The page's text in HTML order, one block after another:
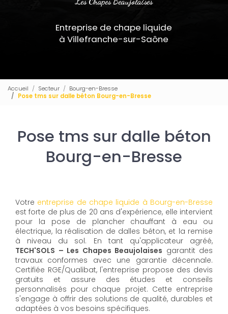
Entreprise de chape liquide
à Villefranche-sur-Saône
Accueil Secteur
Bourg-en-Bresse
Pose tms sur dalle béton Bourg-en-Bresse
Pose tms sur dalle béton
Bourg-en-Bresse
Votre entreprise de chape liquide à Bourg-en-Bresse
est forte de plus de 20 ans d'expérience, elle intervient
pour la pose de plancher chauffant à eau ou
électrique, la réalisation de dalles béton, et la remise
à niveau du sol. En tant qu'applicateur agréé,
TECH'SOLS – Les Chapes Beaujolaises garantit des
travaux conformes avec une garantie décennale.
Certifiée RGE/Qualibat, l'entreprise propose des devis
gratuits et assure des études et conseils
personnalisés pour chaque projet. Cette entreprise
s'engage à offrir des solutions de qualité, durables et
adaptées à vos besoins spécifiques.